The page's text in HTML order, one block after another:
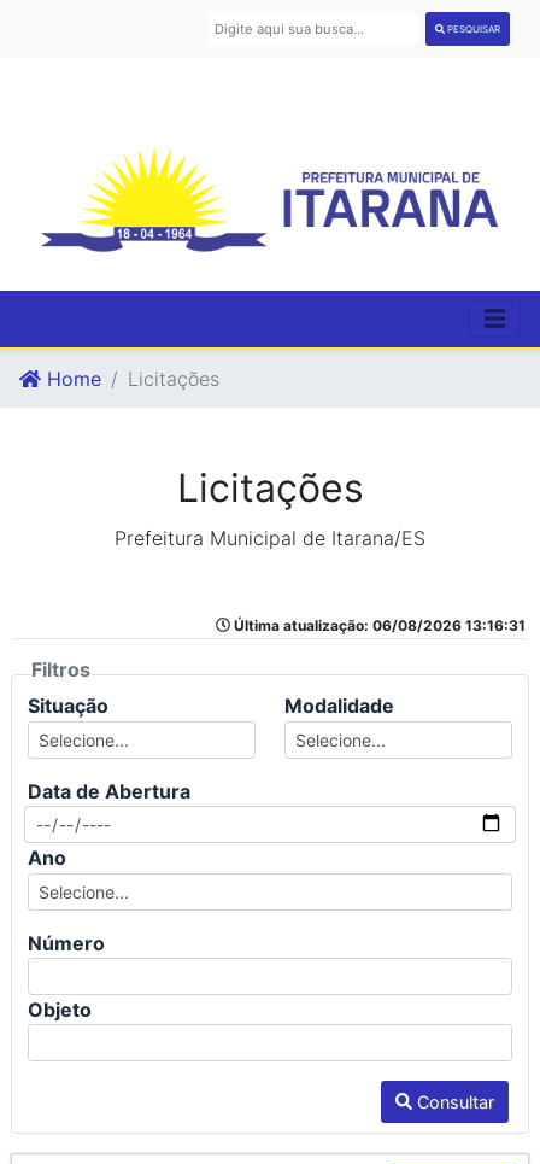
PESQUISAR
Home Licitações
Licitações
Prefeitura Municipal de Itarana/ES
Última atualização: 06/08/2026 13:16:31
Filtros
Situação
Modalidade
Data de Abertura
Ano
Número
Objeto
Consultar